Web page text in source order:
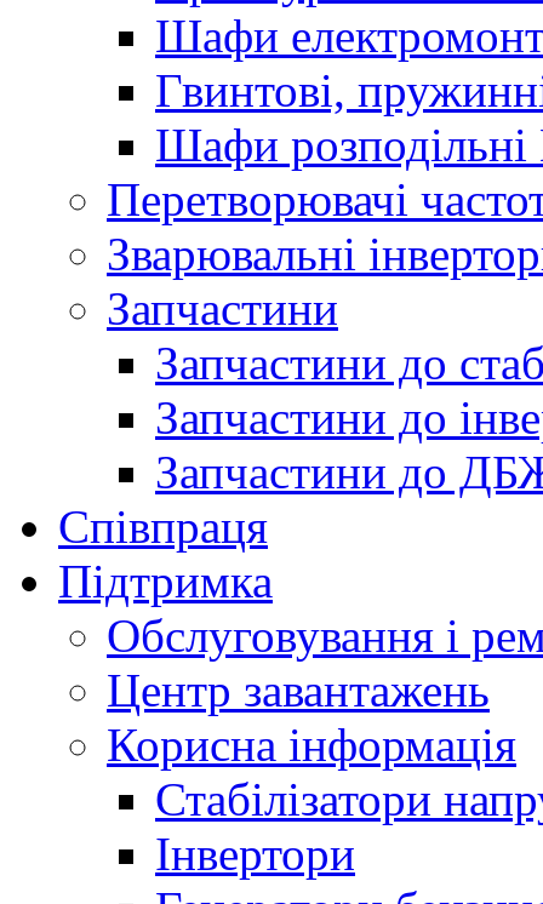
Шафи
Гвинтові,
Шафи розподільні
Перетворювачі
Зварювальні
Запчастини
Запчастини до
Запчастини до
Запчастини до
Співпраця
Підтримка
Обслуговування і
Центр завантажень
Корисна інформація
Стабілізатори
Інвертори